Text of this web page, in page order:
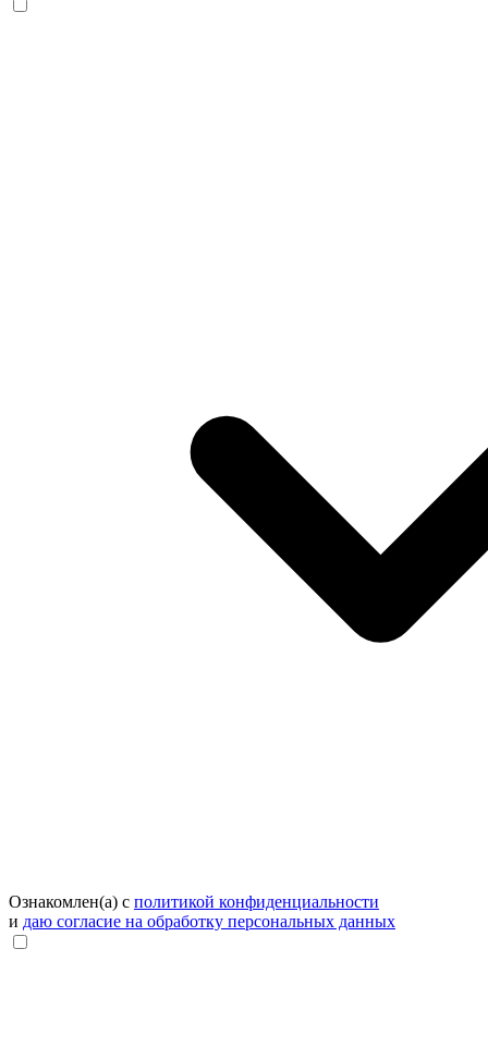
Ознакомлен(а) с политикой конфиденциальности
и даю согласие на обработку персональных данных